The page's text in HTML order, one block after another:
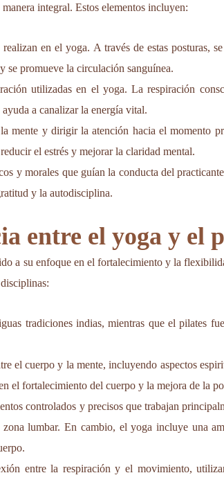
integral. Estos elementos incluyen:
realizan en el yoga. A través de estas posturas,
se promueve la circulación sanguínea.
utilizadas en el yoga. La respiración
a canalizar la energía vital.
mente y dirigir la atención hacia el momento
el estrés y mejorar la claridad mental.
y morales que guían la conducta del
y la autodisciplina.
entre el yoga y el
a su enfoque en el fortalecimiento y la
tradiciones indias, mientras que el pilates
el cuerpo y la mente, incluyendo aspectos
el fortalecimiento del cuerpo y la mejora de la
controlados y precisos que trabajan
lumbar. En cambio, el yoga incluye una
entre la respiración y el movimiento,